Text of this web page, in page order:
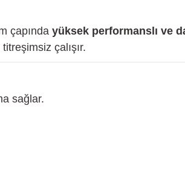
çapında yüksek performanslı ve
çalışır.
sağlar.